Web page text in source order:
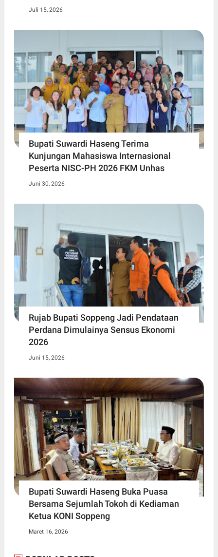
Juli 15, 2026
Bupati Suwardi Haseng Terima
Kunjungan Mahasiswa Internasional
Peserta NISC-PH 2026 FKM Unhas
Juni 30, 2026
Rujab Bupati Soppeng Jadi Pendataan
Perdana Dimulainya Sensus Ekonomi
2026
Juni 15, 2026
Bupati Suwardi Haseng Buka Puasa
Bersama Sejumlah Tokoh di Kediaman
Ketua KONI Soppeng
Maret 16, 2026